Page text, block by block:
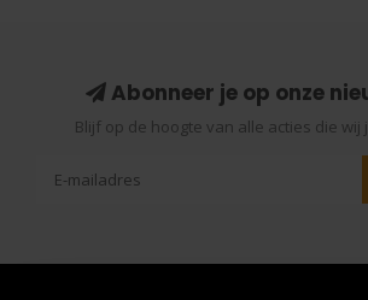
Abonneer je op onze
Blijf op de hoogte van alle acties die wij